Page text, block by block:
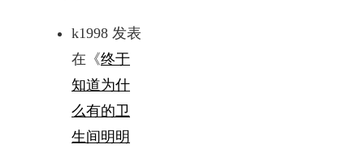
k1998 发表
在《终于
知道为什
么有的卫
生间明明